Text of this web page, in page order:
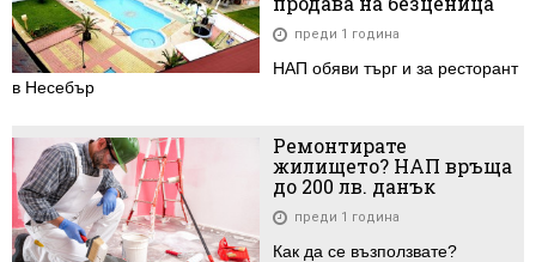
преди 1 година
НАП обяви търг и за ресторант
в Несебър
Ремонтирате
жилището? НАП връща
до 200 лв. данък
преди 1 година
Как да се възползвате?